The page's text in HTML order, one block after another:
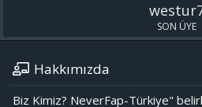
SON ÜYE
Hakkımızda
Biz Kimiz? NeverFap-Türkiye"